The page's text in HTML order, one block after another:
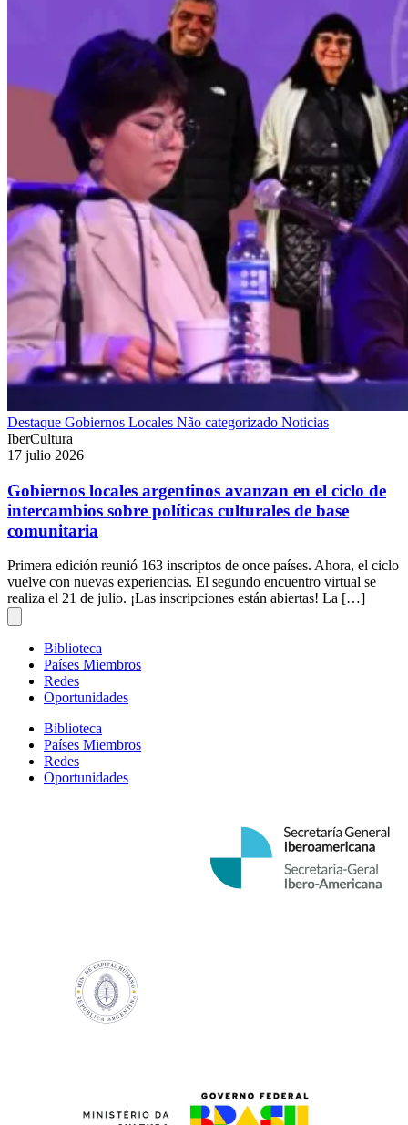
Destaque Gobiernos Locales Não categorizado Noticias
IberCultura
17 julio 2026
Gobiernos locales argentinos avanzan en el ciclo de
intercambios sobre políticas culturales de base
comunitaria
Primera edición reunió 163 inscriptos de once países. Ahora, el ciclo
vuelve con nuevas experiencias. El segundo encuentro virtual se
realiza el 21 de julio. ¡Las inscripciones están abiertas! La […]
Biblioteca
Países Miembros
Redes
Oportunidades
Biblioteca
Países Miembros
Redes
Oportunidades